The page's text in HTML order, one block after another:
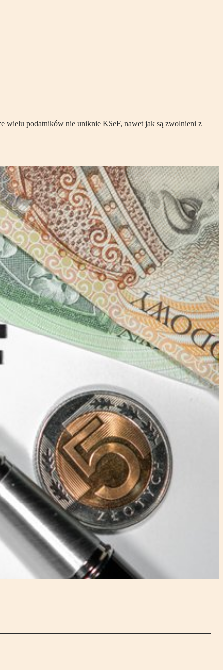
wielu podatników nie uniknie KSeF, nawet jak są zwolnieni z